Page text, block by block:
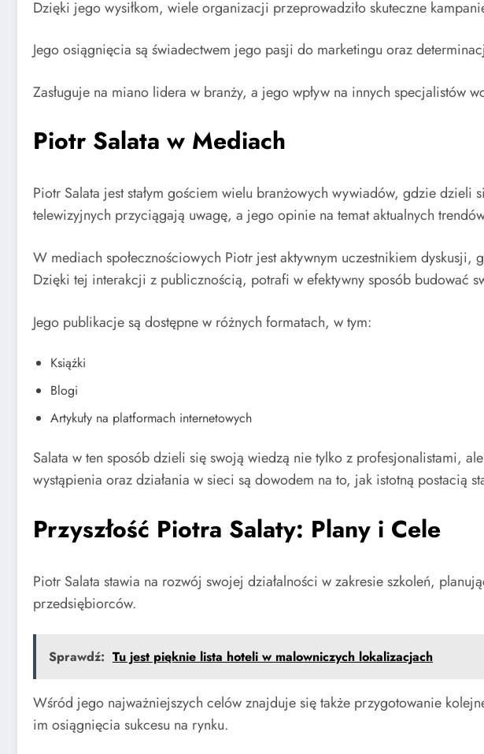
Dzięki jego wysiłkom, wiele organizacji przeprowadziło skuteczne
Jego osiągnięcia są świadectwem jego pasji do marketingu oraz
Zasługuje na miano lidera w branży, a jego wpływ na innych specjalistów
Piotr Salata w Mediach
Piotr Salata jest stałym gościem wielu branżowych wywiadów, gdzie
telewizyjnych przyciągają uwagę, a jego opinie na temat aktualnych
W mediach społecznościowych Piotr jest aktywnym uczestnikiem
Dzięki tej interakcji z publicznością, potrafi w efektywny sposób budować
Jego publikacje są dostępne w różnych formatach, w tym:
Książki
Blogi
Artykuły na platformach internetowych
Salata w ten sposób dzieli się swoją wiedzą nie tylko z profesjonalistami,
wystąpienia oraz działania w sieci są dowodem na to, jak istotną postacią
Przyszłość Piotra Salaty: Plany i Cele
Piotr Salata stawia na rozwój swojej działalności w zakresie szkoleń,
przedsiębiorców.
Sprawdź: Tu jest pięknie lista hoteli w malowniczych lokalizacjach
Wśród jego najważniejszych celów znajduje się także przygotowanie
im osiągnięcia sukcesu na rynku.